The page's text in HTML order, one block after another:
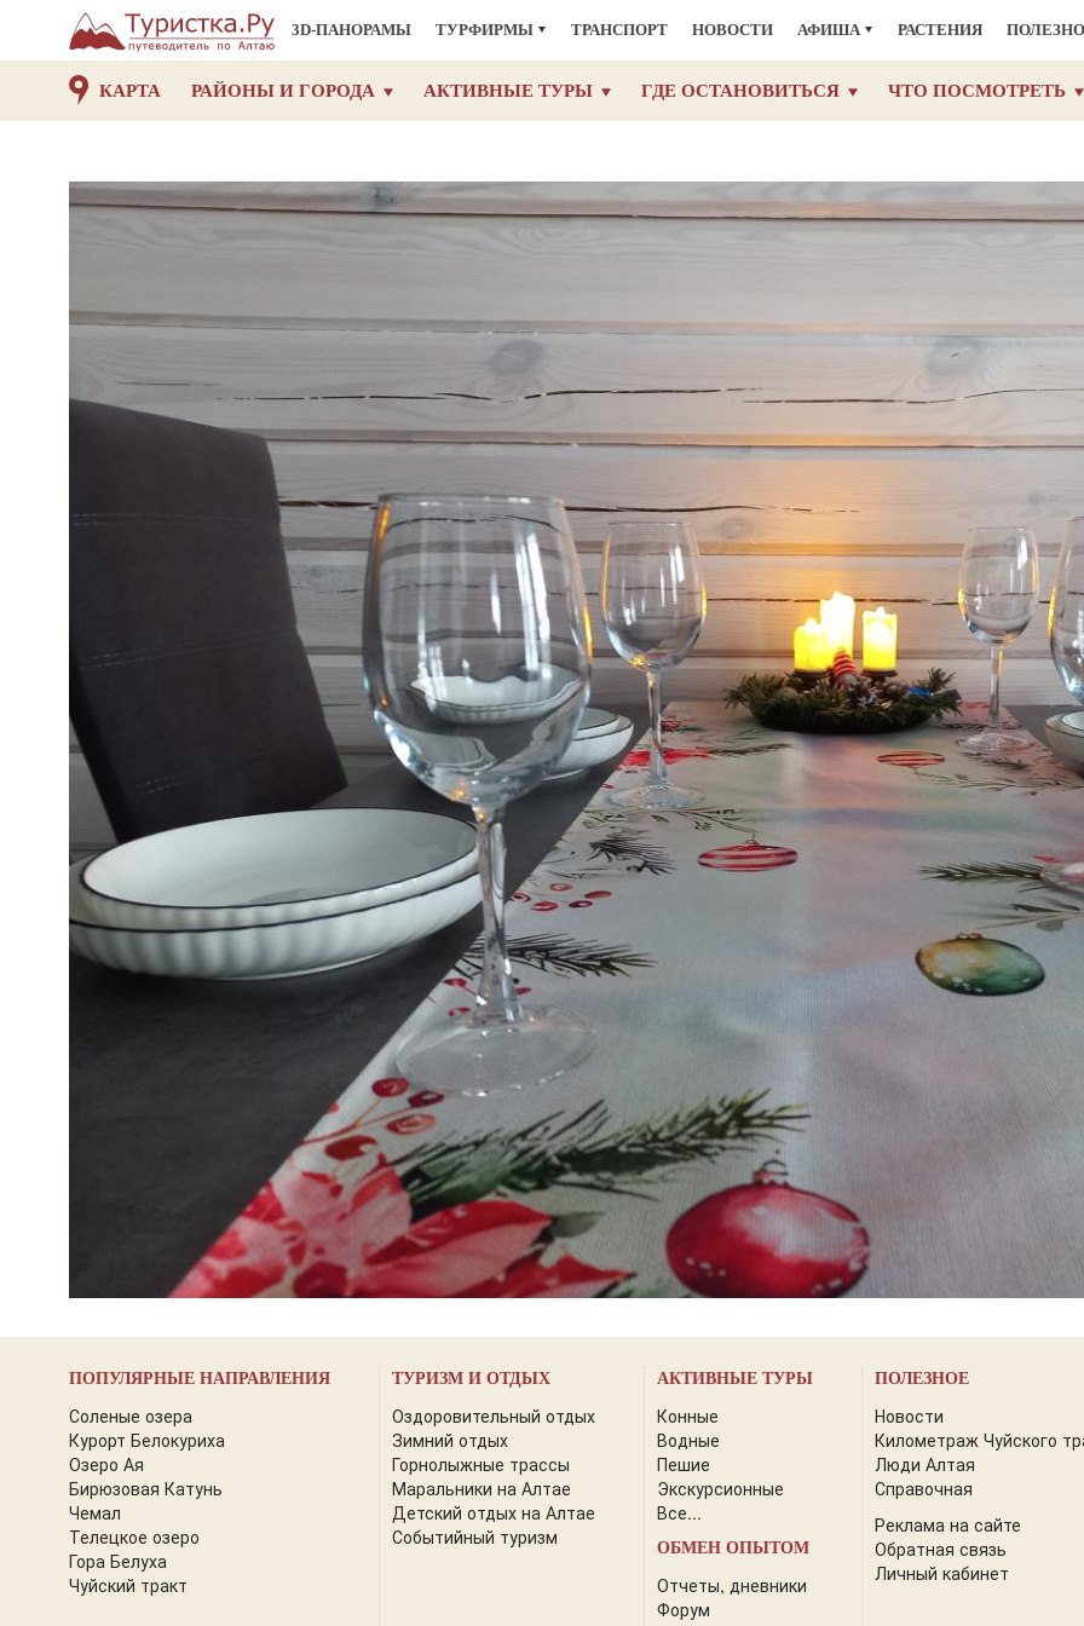
3D-ПАНОРАМЫ ТУРФИРМЫ ТРАНСПОРТ НОВОСТИ АФИША РАСТЕНИЯ
КАРТА РАЙОНЫ И ГОРОДА АКТИВНЫЕ ТУРЫ ГДЕ ОСТАНОВИТЬСЯ ЧТО ПОСМОТРЕТЬ
ПОПУЛЯРНЫЕ НАПРАВЛЕНИЯ
Соленые озера
Курорт Белокуриха
Озеро Ая
Бирюзовая Катунь
Чемал
Телецкое озеро
Гора Белуха
Чуйский тракт
ТУРИЗМ И ОТДЫХ
Оздоровительный отдых
Зимний отдых
Горнолыжные трассы
Маральники на Алтае
Детский отдых на Алтае
Событийный туризм
АКТИВНЫЕ ТУРЫ
Конные
Водные
Пешие
Экскурсионные
Все...
ОБМЕН ОПЫТОМ
Отчеты, дневники
Форум
ПОЛЕЗНОЕ
Новости
Километраж Чуйского
Люди Алтая
Справочная
Реклама на сайте
Обратная связь
Личный кабинет